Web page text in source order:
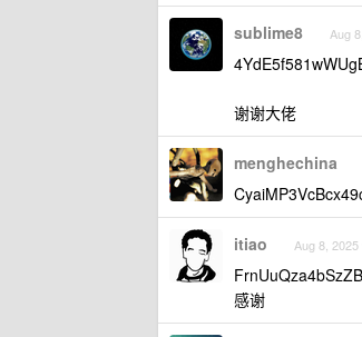
sublime8 Aug
谢谢大佬
menghechina
itiao Aug 8,
感谢